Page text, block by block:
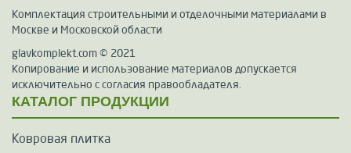
Комплектация строительными и отделочными материалами в
Москве и Московской области
glavkomplekt.com © 2021
Копирование и использование материалов допускается
исключительно с согласия правообладателя.
КАТАЛОГ ПРОДУКЦИИ
Ковровая плитка